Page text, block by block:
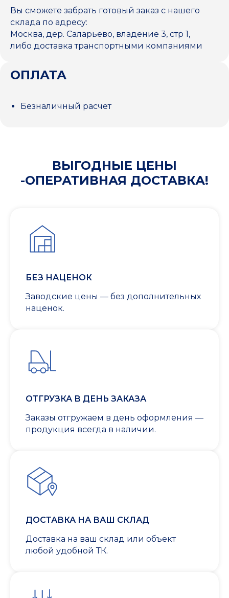
Вы сможете забрать готовый заказ с нашего
склада по адресу:
Москва, дер. Саларьево, владение 3, стр 1,
либо доставка транспортными компаниями
ОПЛАТА
Безналичный расчет
ВЫГОДНЫЕ ЦЕНЫ
-ОПЕРАТИВНАЯ ДОСТАВКА!
БЕЗ НАЦЕНОК
Заводские цены — без дополнительных
наценок.
ОТГРУЗКА В ДЕНЬ ЗАКАЗА
Заказы отгружаем в день оформления —
продукция всегда в наличии.
ДОСТАВКА НА ВАШ СКЛАД
Доставка на ваш склад или объект
любой удобной ТК.